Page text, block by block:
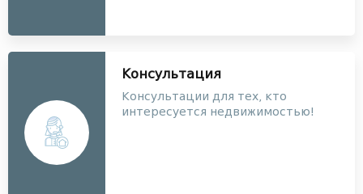
Консультация
Консультации для тех, кто
интересуется недвижимостью!